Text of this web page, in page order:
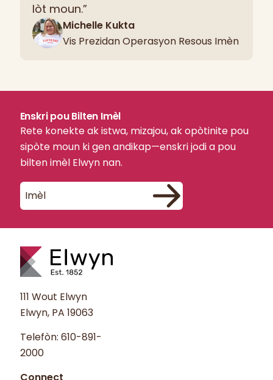
lòt moun.”
Michelle Kukta
Vis Prezidan Operasyon Resous Imèn
Enskri pou Bilten Imèl
Rete konekte ak istwa, mizajou, ak opòtinite pou
sipòte moun ki gen andikap—enskri jodi a pou
bilten imèl Elwyn nan.
111 Wout Elwyn
Elwyn, PA 19063
Telefòn: 610-891-
2000